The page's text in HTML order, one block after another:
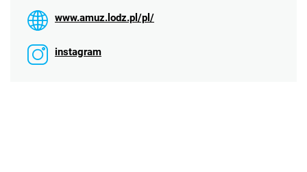
www.amuz.lodz.pl/pl/
instagram